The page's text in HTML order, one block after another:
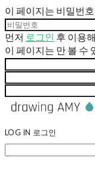
이 페이지는 비밀번
먼저 로그인 후 이용
이 페이지는 만 볼 수
LOG IN 로그인